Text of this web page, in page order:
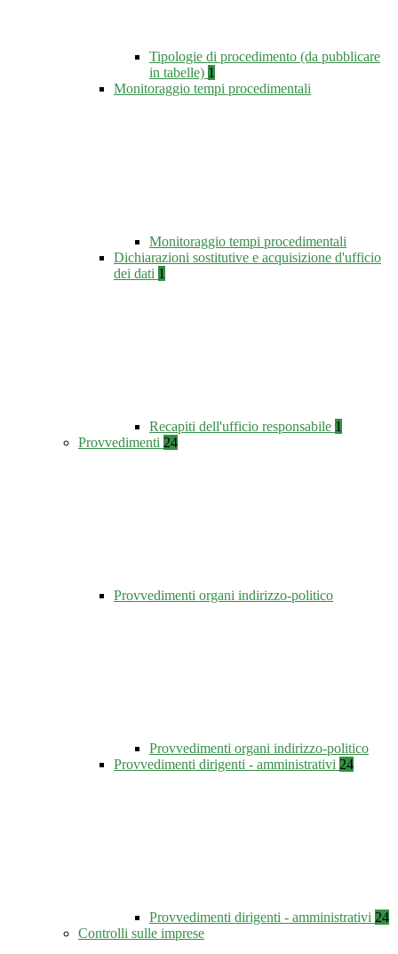
Tipologie di procedimento (da pubblicare
in tabelle) 1
Monitoraggio tempi procedimentali
Monitoraggio tempi procedimentali
Dichiarazioni sostitutive e acquisizione d'ufficio
dei dati 1
Recapiti dell'ufficio responsabile 1
Provvedimenti 24
Provvedimenti organi indirizzo-politico
Provvedimenti organi indirizzo-politico
Provvedimenti dirigenti - amministrativi 24
Provvedimenti dirigenti - amministrativi 24
Controlli sulle imprese